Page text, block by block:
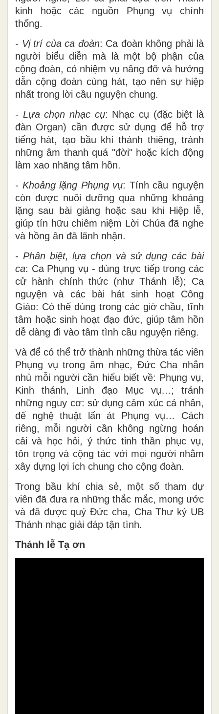
kinh hoặc các nguồn Phụng vụ chính
thống.
- Vị trí của ca đoàn: Ca đoàn không phải là
người biểu diễn mà là một bộ phận của
cộng đoàn, có nhiệm vụ nâng đỡ và hướng
dẫn cộng đoàn cùng hát, tạo nên sự hiệp
nhất trong lời cầu nguyện chung.
- Lựa chọn nhạc cụ: Nhạc cụ (đặc biệt là
đàn Organ) cần được sử dụng để hỗ trợ
tiếng hát, tạo bầu khí thánh thiêng, tránh
những âm thanh quá "đời" hoặc kích động
làm xao nhãng tâm hồn.
- Khoảng lặng Phụng vụ: Tính cầu nguyện
còn được nuôi dưỡng qua những khoảng
lặng sau bài giảng hoặc sau khi Hiệp lễ,
giúp tín hữu chiêm niệm Lời Chúa đã nghe
và hồng ân đã lãnh nhận.
- Phân biệt, lựa chọn và sử dụng các bài
ca: Ca Phụng vụ - dùng trực tiếp trong các
cử hành chính thức (như Thánh lễ); Ca
nguyện và các bài hát sinh hoạt Công
Giáo: Có thể dùng trong các giờ chầu, tĩnh
tâm hoặc sinh hoạt đạo đức, giúp tâm hồn
dễ dàng đi vào tâm tình cầu nguyện riêng.
Và để có thể trở thành những thừa tác viên
Phụng vụ trong âm nhạc, Đức Cha nhắn
nhủ mỗi người cần hiểu biết về: Phụng vụ,
Kinh thánh, Linh đạo Mục vụ…; tránh
những nguy cơ: sử dụng cảm xúc cá nhân,
để nghệ thuật lấn át Phụng vụ… Cách
riêng, mỗi người cần không ngừng hoán
cải và học hỏi, ý thức tinh thần phục vụ,
tôn trọng và cộng tác với mọi người nhằm
xây dựng lợi ích chung cho cộng đoàn.
Trong bầu khí chia sẻ, một số tham dự
viên đã đưa ra những thắc mắc, mong ước
và đã được quý Đức cha, Cha Thư ký UB
Thánh nhạc giải đáp tận tình.
Thánh lễ Tạ ơn